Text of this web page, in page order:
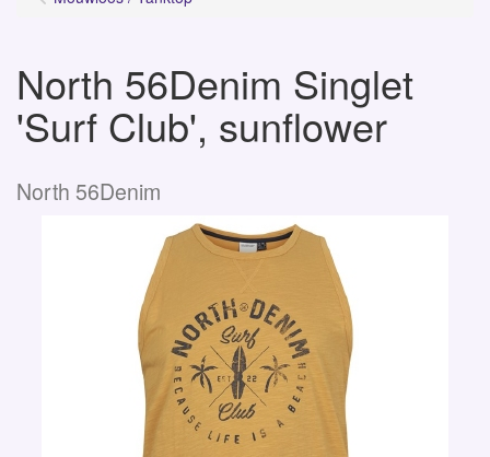
North 56Denim Singlet
'Surf Club', sunflower
North 56Denim